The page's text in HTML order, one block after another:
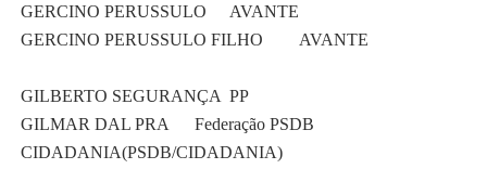
GERCINO PERUSSULO
AVANTE
GERCINO PERUSSULO FILHO
AVANTE
GILBERTO SEGURANÇA PP
GILMAR DAL PRA
Federação PSDB
CIDADANIA(PSDB/CIDADANIA)